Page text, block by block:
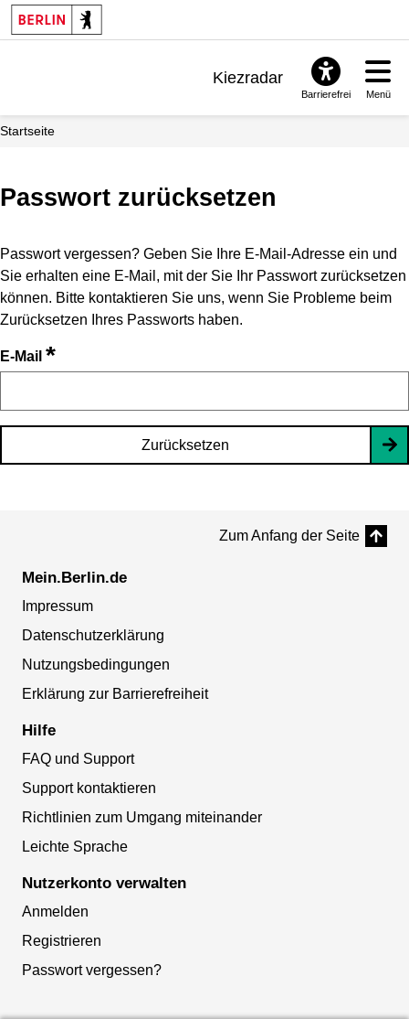
Kiezradar
Barrierefrei Menü
Startseite
Passwort zurücksetzen
Passwort vergessen? Geben Sie Ihre E-Mail-Adresse ein und
Sie erhalten eine E-Mail, mit der Sie Ihr Passwort zurücksetzen
können. Bitte kontaktieren Sie uns, wenn Sie Probleme beim
Zurücksetzen Ihres Passworts haben.
E-Mail *
Zurücksetzen
Zum Anfang der Seite
Mein.Berlin.de
Impressum
Datenschutzerklärung
Nutzungsbedingungen
Erklärung zur Barrierefreiheit
Hilfe
FAQ und Support
Support kontaktieren
Richtlinien zum Umgang miteinander
Leichte Sprache
Nutzerkonto verwalten
Anmelden
Registrieren
Passwort vergessen?